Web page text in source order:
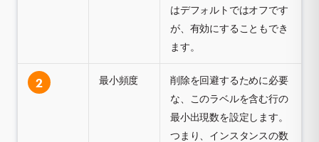
はデフォルトではオフです
が、有効にすることもでき
ます。
2 最小頻度
削除を回避するために必要
な、このラベルを含む行の
最小出現数を設定します。
つまり、インスタンスの数